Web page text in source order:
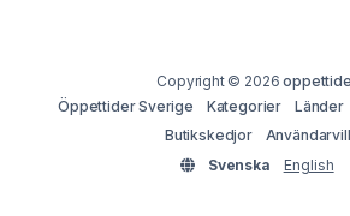
Copyright © 2026
Öppettider Sverige
Kategorier Länder
Butikskedjor
Svenska
English